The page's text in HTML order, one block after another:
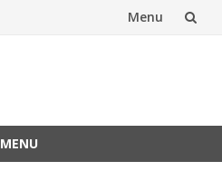
Menu
Kartografów
Polskich
MENU